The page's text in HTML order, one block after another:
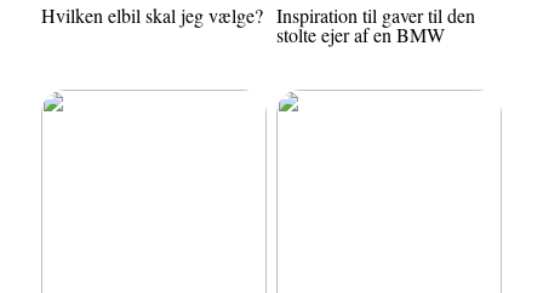
Hvilken elbil skal jeg vælge? Inspiration til gaver til den
stolte ejer af en BMW